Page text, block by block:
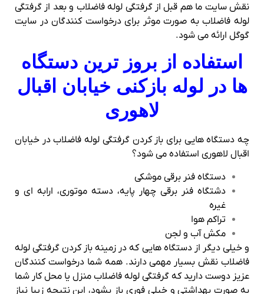
نقش سایت ما هم قبل از گرفتگی لوله فاضلاب و بعد از گرفتگی
لوله فاضلاب به صورت موثر برای درخواست کنندگان در سایت
گوگل ارائه می شود.
استفاده از بروز ترین دستگاه
ها در لوله بازکنی خیابان اقبال
لاهوری
چه دستگاه هایی برای باز کردن گرفتگی لوله فاضلاب در خیابان
اقبال لاهوری استفاده می شود؟
دستگاه فنر برقی موشکی
دشتگاه فنر برقی چهار پایه، دسته موتوری، ارابه ای و
غیره
تراکم هوا
مکش آب و لجن
و خیلی دیگر از دستگاه هایی که در زمینه باز کردن گرفتگی لوله
فاضلاب نقش بسیار مهمی دارند. همه شما درخواست کنندگان
عزیز دوست دارید که گرفتگی لوله فاضلاب منزل یا محل کار شما
به صورت بهداشتی و خیلی فوری باز بشود، این نتیجه زیبا نیاز